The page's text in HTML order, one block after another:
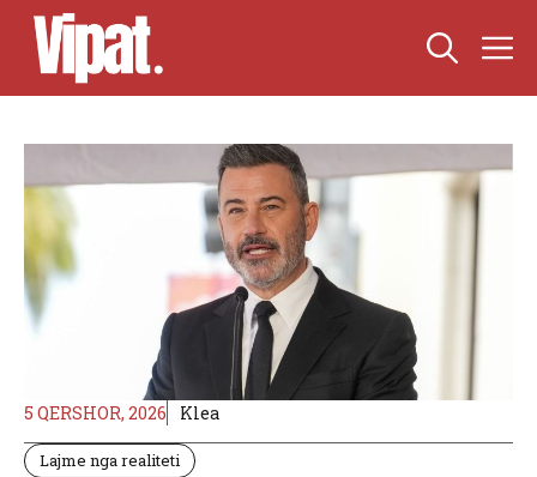
Skip
content
5 QERSHOR, 2026 Klea
Lajme nga realiteti